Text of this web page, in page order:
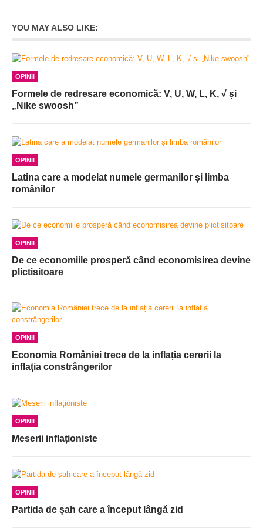
YOU MAY ALSO LIKE:
OPINII
Formele de redresare economică: V, U, W, L, K, √ și
„Nike swoosh”
OPINII
Latina care a modelat numele germanilor și limba
românilor
OPINII
De ce economiile prosperă când economisirea devine
plictisitoare
OPINII
Economia României trece de la inflația cererii la
inflația constrângerilor
OPINII
Meserii inflaționiste
OPINII
Partida de șah care a început lângă zid